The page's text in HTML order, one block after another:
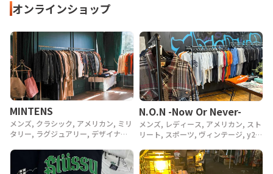
オンラインショップ
MINTENS
メンズ, クラシック, アメリカン, ミリ
タリー, ラグジュアリー, デザイナー,
80年代, 70年代, 60年代, 50年代, 40
N.O.N -Now Or Never-
メンズ, レディース, アメリカン, スト
リート, スポーツ, ヴィンテージ, y2k,